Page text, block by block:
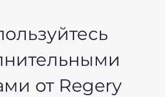
от Regery